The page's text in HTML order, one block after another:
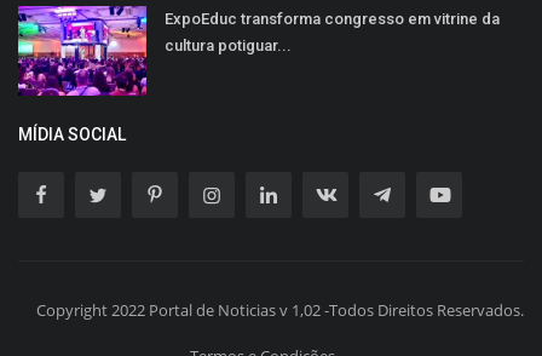
ExpoEduc transforma congresso em vitrine da
cultura potiguar...
MÍDIA SOCIAL
Copyright 2022 Portal de Noticias v 1,02 -Todos Direitos Reservados.